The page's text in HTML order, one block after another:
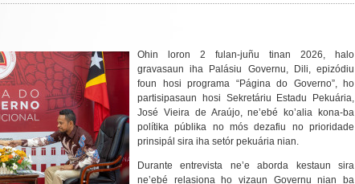
Ohin loron 2 fulan-juñu tinan 2026, halo
gravasaun iha Palásiu Governu, Dili, epizódiu
foun hosi programa “Página do Governo”, ho
partisipasaun hosi Sekretáriu Estadu Pekuária,
José Vieira de Araújo, ne’ebé ko’alia kona-ba
polítika públika no mós dezafiu no prioridade
prinsipál sira iha setór pekuária nian.
Durante entrevista ne’e aborda kestaun sira
ne’ebé relasiona ho vizaun Governu nian ba